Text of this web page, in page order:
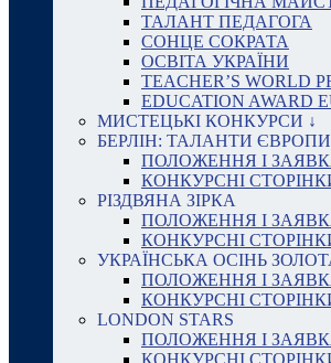
ТАЛАНТ ПЕДАГОГА
СОНЦЕ СОКРАТА
ОСВІТА УКРАЇНИ
TEACHER’S WORLD
EDUCATION AWARD
МИСТЕЦЬКІ КОНКУРСИ ↓
БЕРЛІН: ТАЛАНТИ ЄВРОПИ
ПОЛОЖЕННЯ І
КОНКУРСНІ
РІЗДВЯНА ЗІРКА
ПОЛОЖЕННЯ І
КОНКУРСНІ
УКРАЇНСЬКА ОСІНЬ
ПОЛОЖЕННЯ І
КОНКУРСНІ
LONDON STARS
ПОЛОЖЕННЯ І
КОНКУРСНІ